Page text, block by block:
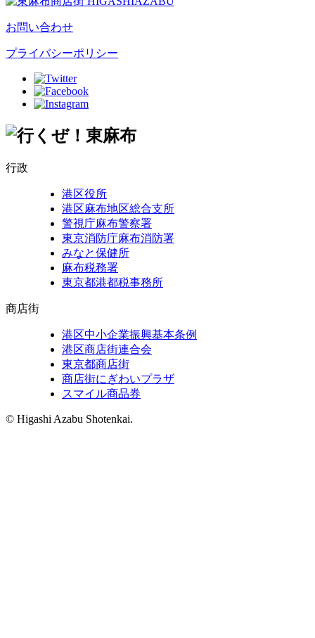
お問い合わせ
プライバシーポリシー
行政
港区役所
港区麻布地区総合支所
警視庁麻布警察署
東京消防庁麻布消防署
みなと保健所
麻布税務署
東京都港都税事務所
商店街
港区中小企業振興基本条例
港区商店街連合会
東京都商店街
商店街にぎわいプラザ
スマイル商品券
© Higashi Azabu Shotenkai.